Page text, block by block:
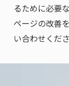
るために必要
ページの改善
い合わせくださ